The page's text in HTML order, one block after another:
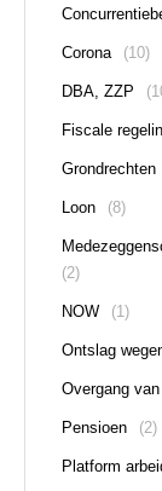
Corona (10)
DBA, ZZP
Fiscale
Grondrechten
Loon (8)
(2)
NOW (1)
Ontslag
Overgang
Pensioen (2)
Platform